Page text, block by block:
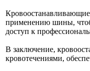
применению шины,
доступ к
В заключение,
кровотечениями,